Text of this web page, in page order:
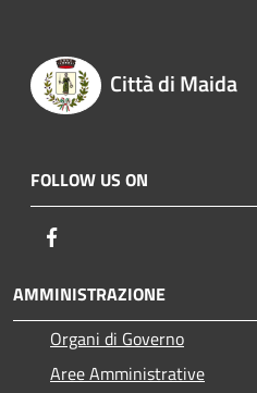
Città di Maida
FOLLOW US ON
AMMINISTRAZIONE
Organi di Governo
Aree Amministrative